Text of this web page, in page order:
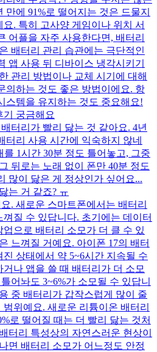
만에 91%로 떨어지는 것은 드물지
. 특히 고사양 게임이나 위치 서
어플을 자주 사용한다면, 배터리
배터리 관리 습관에는 극단적인
앱 사용 뒤 디바이스 냉각시키기
관리 방법이나 교체 시기에 대해
의하는 것도 좋은 방법이에요. 항
스템을 유지하는 것도 중요해요!
기 궁금해요
터리가 빨리 닳는 것 같아요. 4년
터리 사용 시간에 익숙하지 않네
를 1시간 30분 정도 틀어놓고, 그중
뒤로는 노래 없이 폰만 40분 정도
많이 닳은 게 정상인가 싶어요...
는 거 같죠? ㅠ
. 새로운 스마트폰에서는 배터리
질 수 있답니다. 초기에는 데이터
으로 배터리 소모가 더 클 수 있
느껴질 거예요. 아이폰 17의 배터
상태에서 약 5~6시간 지속될 수
나 앱을 쓸 때 배터리가 더 소모
어놔도 3~6%가 소모될 수 있답니
중 배터리가 갑작스럽게 많이 줄
위예요. 새로운 리튬이온 배터리
로 떨어질 때는 더 빨리 닳는 것처
터리 특성상의 자연스러운 현상이
면 배터리 소모가 어느정도 안정